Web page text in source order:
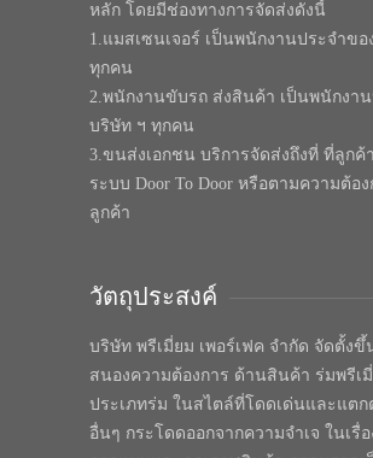
หลัก โดยมีช่องทางการจัดส่งดังนี้
1.แมสเซนเจอร์ เป็นพนักงานประจำขอ
ทุกคน
2.พนักงานขับรถ ส่งสินค้า เป็นพนักงา
บริษัท ฯ ทุกคน
3.ขนส่งเอกชน บริการจัดส่งถึงที่ ที่ลูกค้
ระบบ Door To Door หรือตามความต้อ
ลูกค้า
วัตถุประสงค์
บริษัท พรีเมี่ยม เพอร์เฟค จำกัด จัดตั้งขึ้
สนองความต้องการ ด้านสินค้า ร่มพรีเ
ประเภทร่ม ในสไตล์ที่โดดเด่นและแตก
อื่นๆ กระโดดออกจากความจำเจ ในเรื่อ